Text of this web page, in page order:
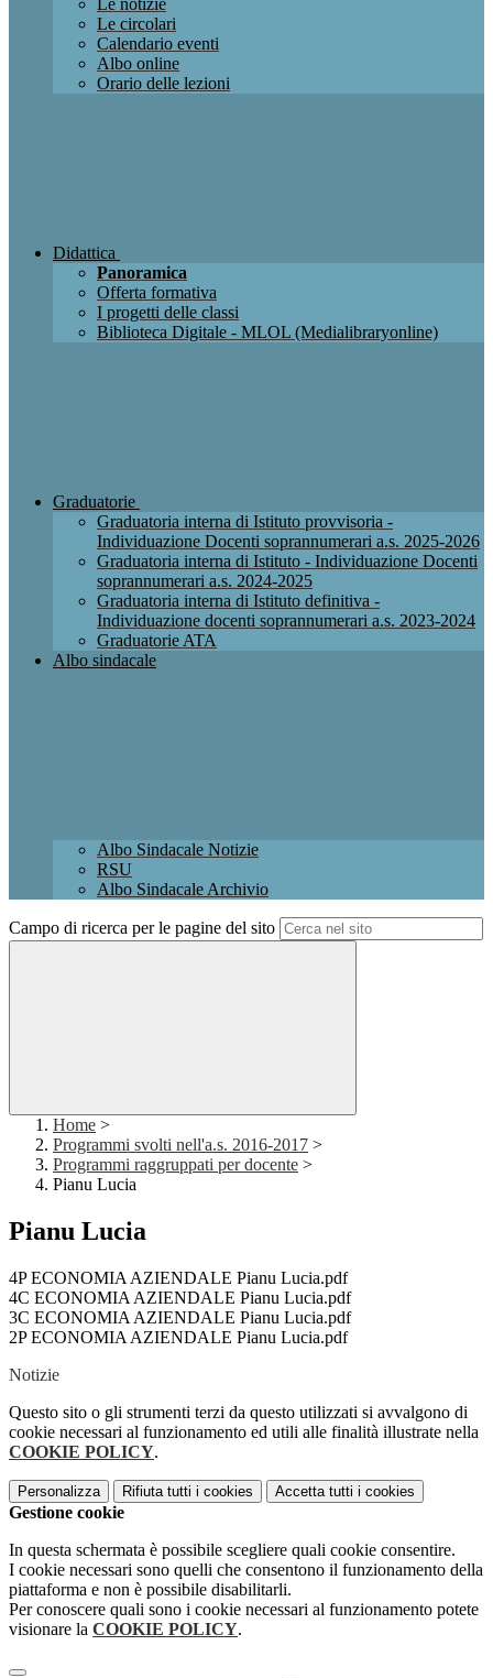
Le notizie
Le circolari
Calendario eventi
Albo online
Orario delle lezioni
Didattica
Panoramica
Offerta formativa
I progetti delle classi
Biblioteca Digitale - MLOL (Medialibraryonline)
Graduatorie
Graduatoria interna di Istituto provvisoria -
Individuazione Docenti soprannumerari a.s. 2025-2026
Graduatoria interna di Istituto - Individuazione Docenti
soprannumerari a.s. 2024-2025
Graduatoria interna di Istituto definitiva -
Individuazione docenti soprannumerari a.s. 2023-2024
Graduatorie ATA
Albo sindacale
Albo Sindacale Notizie
RSU
Albo Sindacale Archivio
Campo di ricerca per le pagine del sito
Home >
Programmi svolti nell'a.s. 2016-2017 >
Programmi raggruppati per docente >
Pianu Lucia
Pianu Lucia
4P ECONOMIA AZIENDALE Pianu Lucia.pdf
4C ECONOMIA AZIENDALE Pianu Lucia.pdf
3C ECONOMIA AZIENDALE Pianu Lucia.pdf
2P ECONOMIA AZIENDALE Pianu Lucia.pdf
Notizie
Questo sito o gli strumenti terzi da questo utilizzati si avvalgono di
cookie necessari al funzionamento ed utili alle finalità illustrate nella
COOKIE POLICY.
Personalizza Rifiuta tutti i cookies Accetta tutti i cookies
Gestione cookie
In questa schermata è possibile scegliere quali cookie consentire.
I cookie necessari sono quelli che consentono il funzionamento della
piattaforma e non è possibile disabilitarli.
Per conoscere quali sono i cookie necessari al funzionamento potete
visionare la COOKIE POLICY.